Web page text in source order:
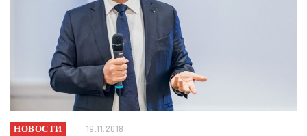
НОВОСТИ 19.11.2018